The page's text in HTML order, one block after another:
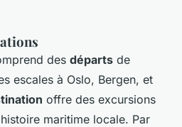
des départs de
escales à Oslo, Bergen, et
offre des excursions
maritime locale. Par